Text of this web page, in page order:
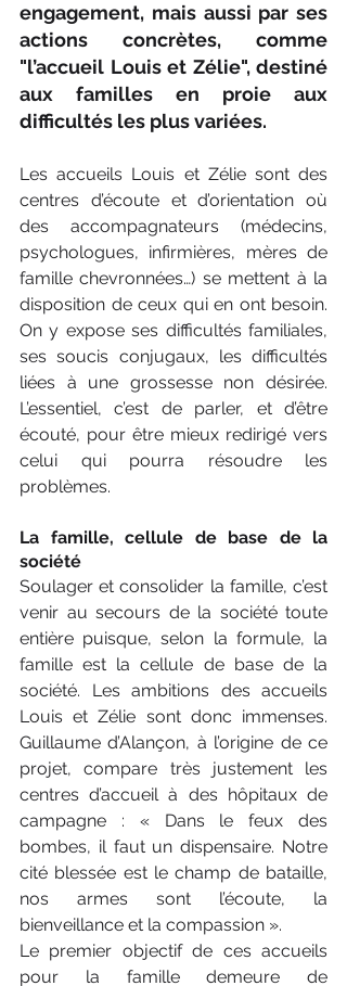
engagement, mais aussi par ses
actions concrètes, comme
"l’accueil Louis et Zélie", destiné
aux familles en proie aux
difficultés les plus variées.
Les accueils Louis et Zélie sont des
centres d’écoute et d’orientation où
des accompagnateurs (médecins,
psychologues, infirmières, mères de
famille chevronnées…) se mettent à la
disposition de ceux qui en ont besoin.
On y expose ses difficultés familiales,
ses soucis conjugaux, les difficultés
liées à une grossesse non désirée.
L’essentiel, c’est de parler, et d’être
écouté, pour être mieux redirigé vers
celui qui pourra résoudre les
problèmes.
La famille, cellule de base de la
société
Soulager et consolider la famille, c’est
venir au secours de la société toute
entière puisque, selon la formule, la
famille est la cellule de base de la
société. Les ambitions des accueils
Louis et Zélie sont donc immenses.
Guillaume d’Alançon, à l’origine de ce
projet, compare très justement les
centres d’accueil à des hôpitaux de
campagne : « Dans le feux des
bombes, il faut un dispensaire. Notre
cité blessée est le champ de bataille,
nos armes sont l’écoute, la
bienveillance et la compassion ».
Le premier objectif de ces accueils
pour la famille demeure de